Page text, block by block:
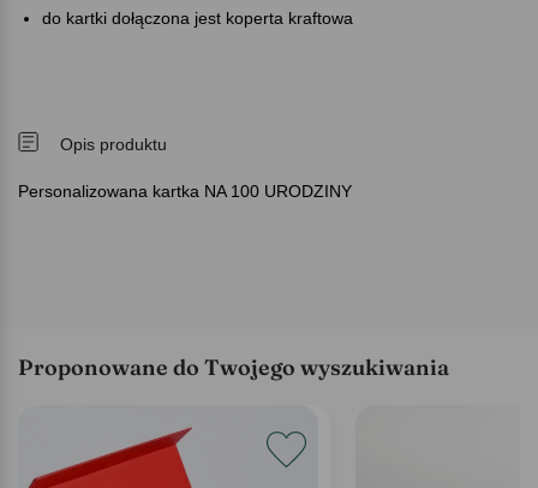
do kartki dołączona jest koperta kraftowa
Opis produktu
Personalizowana kartka NA 100 URODZINY
Proponowane do Twojego wyszukiwania